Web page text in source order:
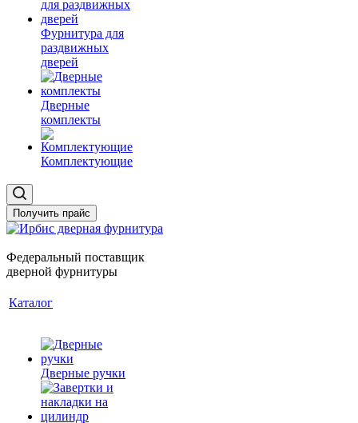
Фурнитура для
раздвижных
дверей
Дверные
комплекты
Комплектующие
Получить прайс
Федеральный поставщик
дверной фурнитуры
Каталог
Дверные ручки